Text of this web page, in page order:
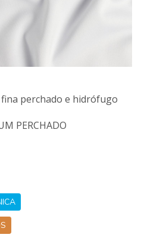
perchado e hidrófugo
PERCHADO